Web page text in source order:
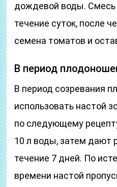
дождевой воды. Смесь
течение суток, после
семена томатов и
В период
В период созревания
использовать настой
по следующему
10 л воды, затем дают
течение 7 дней. По
времени настой